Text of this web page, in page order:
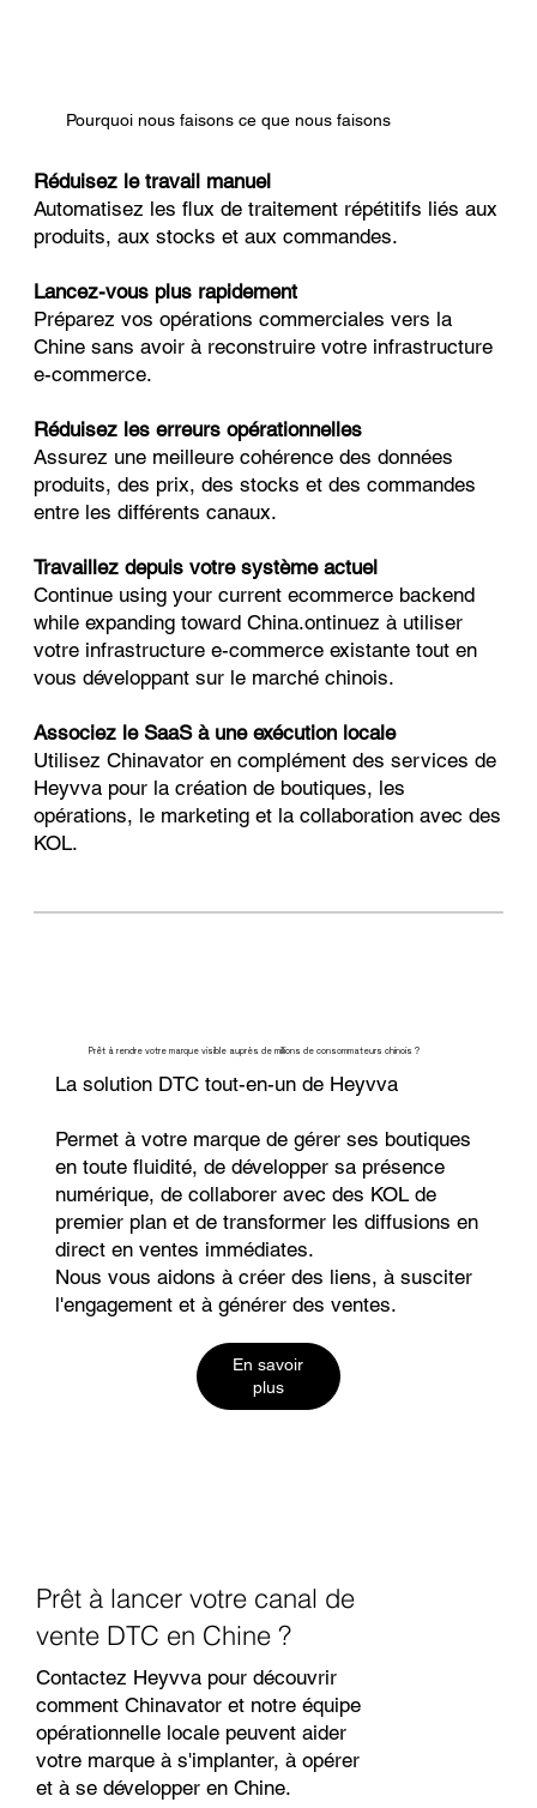
Pourquoi nous faisons ce que nous faisons
Réduisez le travail manuel
Automatisez les flux de traitement répétitifs liés aux
produits, aux stocks et aux commandes.
Lancez-vous plus rapidement
Préparez vos opérations commerciales vers la
Chine sans avoir à reconstruire votre infrastructure
e-commerce.
Réduisez les erreurs opérationnelles
Assurez une meilleure cohérence des données
produits, des prix, des stocks et des commandes
entre les différents canaux.
Travaillez depuis votre système actuel
Continue using your current ecommerce backend
while expanding toward China.ontinuez à utiliser
votre infrastructure e-commerce existante tout en
vous développant sur le marché chinois.
Associez le SaaS à une exécution locale
Utilisez Chinavator en complément des services de
Heyvva pour la création de boutiques, les
opérations, le marketing et la collaboration avec des
KOL.
Prêt à rendre votre marque visible auprès de millions de consommateurs chinois ?
La solution DTC tout-en-un de Heyvva
Permet à votre marque de gérer ses boutiques
en toute fluidité, de développer sa présence
numérique, de collaborer avec des KOL de
premier plan et de transformer les diffusions en
direct en ventes immédiates.
Nous vous aidons à créer des liens, à susciter
l'engagement et à générer des ventes.
En savoir
plus
Prêt à lancer votre canal de
vente DTC en Chine ?
Contactez Heyvva pour découvrir
comment Chinavator et notre équipe
opérationnelle locale peuvent aider
votre marque à s'implanter, à opérer
et à se développer en Chine.